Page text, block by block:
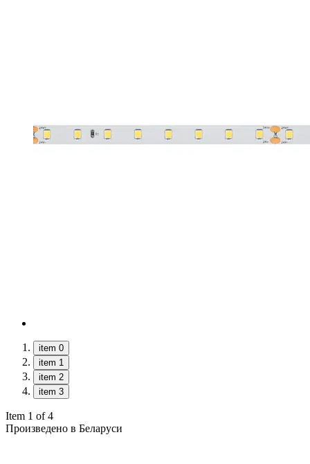
item 0
item 1
item 2
item 3
Item 1 of 4
Произведено в Беларуси